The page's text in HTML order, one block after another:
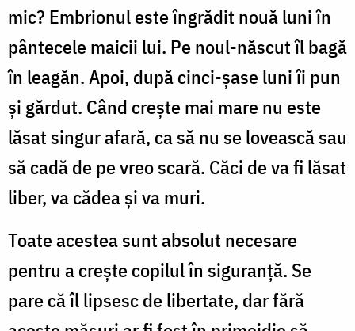
mic? Embrionul este îngrădit nouă luni în
pântecele maicii lui. Pe noul-născut îl bagă
în leagăn. Apoi, după cinci-şase luni îi pun
şi gărdut. Când creşte mai mare nu este
lăsat singur afară, ca să nu se lovească sau
să cadă de pe vreo scară. Căci de va fi lăsat
liber, va cădea şi va muri.
Toate acestea sunt absolut necesare
pentru a creşte copilul în siguranţă. Se
pare că îl lipsesc de libertate, dar fără